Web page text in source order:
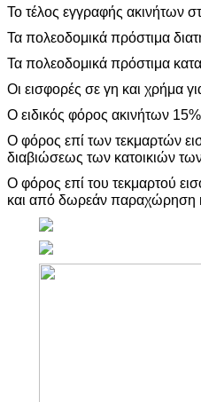
Το τέλος εγγραφής ακινήτων
Τα πολεοδομικά πρόστιμα
Τα πολεοδομικά πρόστιμα
Οι εισφορές σε γη και χρήμα
Ο ειδικός φόρος ακινήτων 15%
Ο φόρος επί των τεκμαρτών
διαβιώσεως των κατοικιών
Ο φόρος επί του τεκμαρτού
και από δωρεάν παραχώρηση